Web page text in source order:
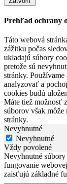
Prehľad ochrany
Táto webová
zážitku počas
ukladajú súbory
pretože sú
stránky.
analyzovať a
cookies budú
Máte tiež možnosť
súborov však
stránky.
Nevyhnutné
Nevyhnutné
Vždy povolené
Nevyhnutné súbory
fungovanie
zaisťujú základné